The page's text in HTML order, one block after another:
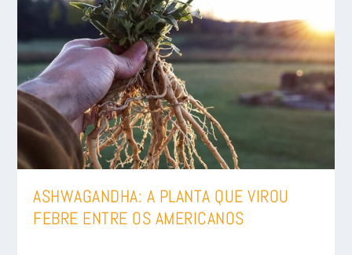
ASHWAGANDHA: A PLANTA QUE VIROU
FEBRE ENTRE OS AMERICANOS